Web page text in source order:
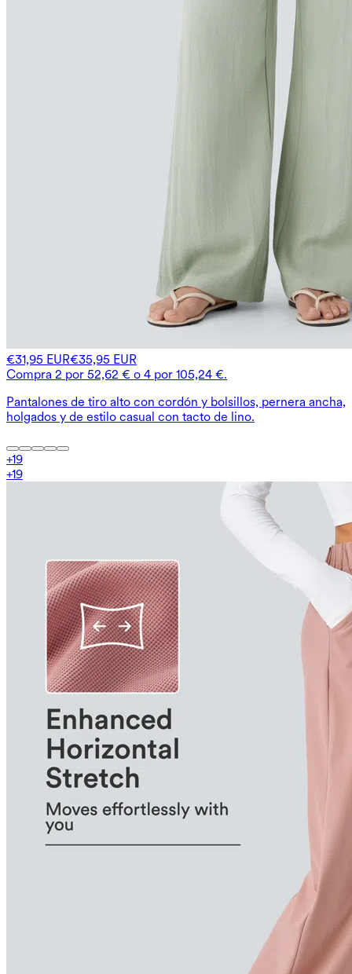
€31,95 EUR€35,95 EUR
Compra 2 por 52,62 € o 4 por 105,24 €.
Pantalones de tiro alto con cordón y bolsillos, pernera ancha,
holgados y de estilo casual con tacto de lino.
+19
+19